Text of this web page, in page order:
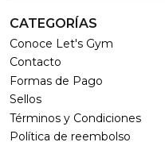
CATEGORÍAS
Conoce Let's Gym
Contacto
Formas de Pago
Sellos
Términos y Condiciones
Política de reembolso